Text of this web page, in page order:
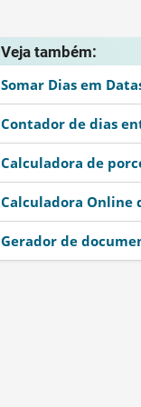
Esta ferramenta
Outro
Veja também:
Somar Dias em
Contador de dias
Calculadora de
Calculadora Online
Gerador de